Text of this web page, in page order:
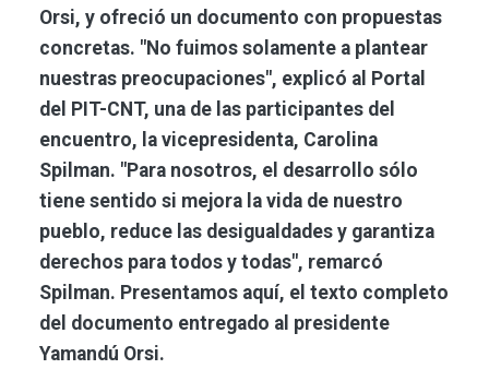
Orsi, y ofreció un documento con propuestas
concretas. "No fuimos solamente a plantear
nuestras preocupaciones", explicó al Portal
del PIT-CNT, una de las participantes del
encuentro, la vicepresidenta, Carolina
Spilman. "Para nosotros, el desarrollo sólo
tiene sentido si mejora la vida de nuestro
pueblo, reduce las desigualdades y garantiza
derechos para todos y todas", remarcó
Spilman. Presentamos aquí, el texto completo
del documento entregado al presidente
Yamandú Orsi.